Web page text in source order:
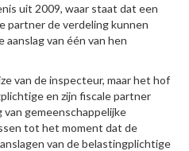
uit 2009, waar staat dat een
partner de verdeling kunnen
van één van hen
van de inspecteur, maar het hof
en zijn fiscale partner
gemeenschappelijke
tot het moment dat de
van de belastingplichtige